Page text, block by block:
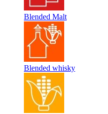
Blended Malt
Blended whisky